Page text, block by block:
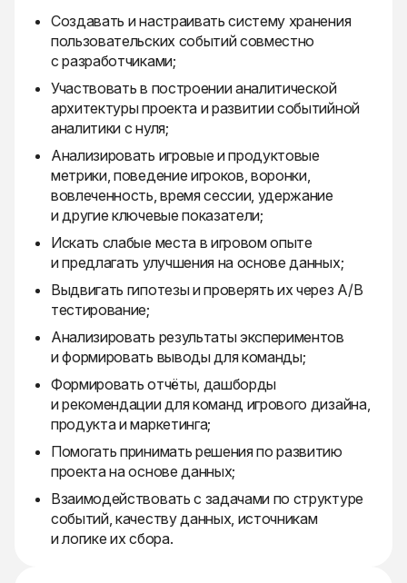
Создавать и настраивать систему хранения
пользовательских событий совместно
с разработчиками;
Участвовать в построении аналитической
архитектуры проекта и развитии событийной
аналитики с нуля;
Анализировать игровые и продуктовые
метрики, поведение игроков, воронки,
вовлеченность, время сессии, удержание
и другие ключевые показатели;
Искать слабые места в игровом опыте
и предлагать улучшения на основе данных;
Выдвигать гипотезы и проверять их через A/B
тестирование;
Анализировать результаты экспериментов
и формировать выводы для команды;
Формировать отчёты, дашборды
и рекомендации для команд игрового дизайна,
продукта и маркетинга;
Помогать принимать решения по развитию
проекта на основе данных;
Взаимодействовать с задачами по структуре
событий, качеству данных, источникам
и логике их сбора.